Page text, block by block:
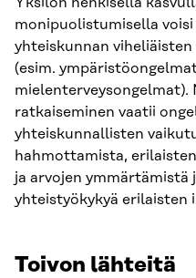
monipuolistumisella
yhteiskunnan
(esim.
mielenterveysongelmat).
ratkaiseminen vaatii
yhteiskunnallisten
hahmottamista,
ja arvojen ymmärtämistä
yhteistyökykyä erilaisten
Toivon lähteitä